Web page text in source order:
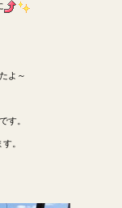
よ～
。
。